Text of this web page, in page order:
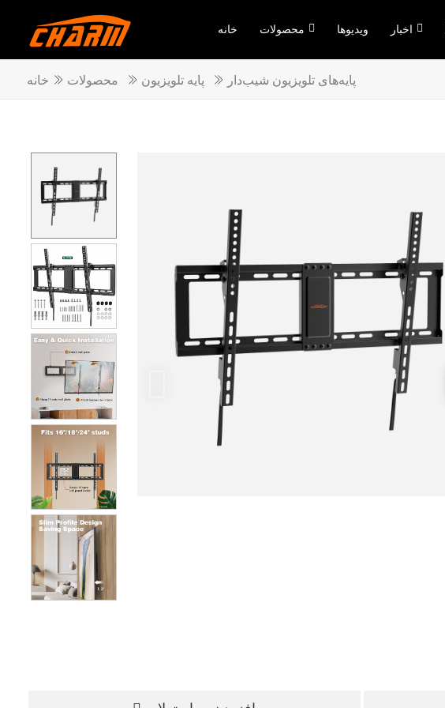
خانه محصولات ویدیوها اخبار
خانه محصولات پایه تلویزیون پایه‌های تلویزیون شیب‌دار